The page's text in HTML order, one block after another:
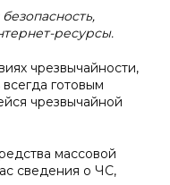
ресурсы.
чрезвычайности,
готовым
чрезвычайной
массовой
сведения о ЧС,